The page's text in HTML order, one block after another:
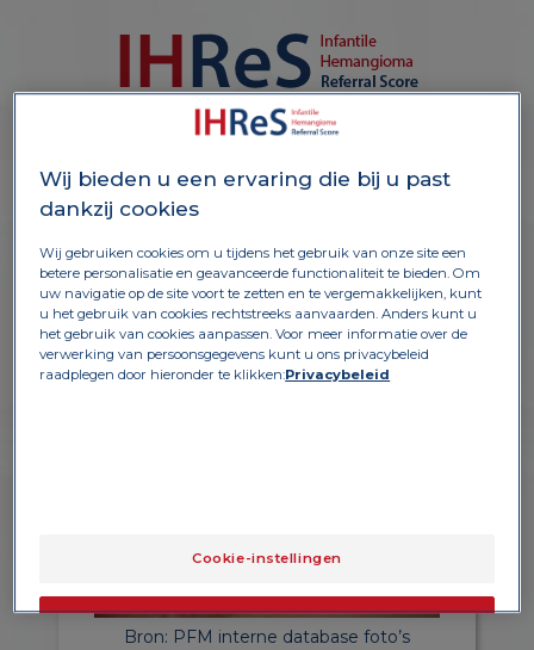
CASUS 4
Bron: PFM interne database foto’s
Wij bieden u een ervaring die bij u past
dankzij cookies
Wij gebruiken cookies om u tijdens het gebruik van onze site een
betere personalisatie en geavanceerde functionaliteit te bieden. Om
uw navigatie op de site voort te zetten en te vergemakkelijken, kunt
u het gebruik van cookies rechtstreeks aanvaarden. Anders kunt u
het gebruik van cookies aanpassen. Voor meer informatie over de
verwerking van persoonsgegevens kunt u ons privacybeleid
raadplegen door hieronder te klikken:Privacybeleid
Cookie-instellingen
OK